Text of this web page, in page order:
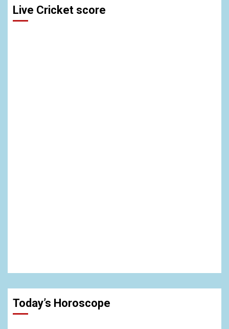
Live Cricket score
Today’s Horoscope